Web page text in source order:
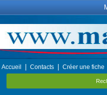
Accueil Contacts Créer une fiche